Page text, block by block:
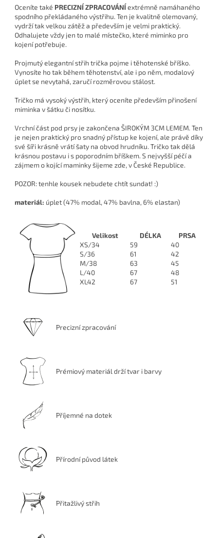
Oceníte také PRECIZNÍ ZPRACOVÁNÍextrémně namáhaného
spodního překládaného výstřihu. Ten je kvalitně olemovaný,
vydrží tak velkou zátěž a především je velmi praktický.
Odhalujete vždy jen to malé místečko, které miminko pro
kojení potřebuje.
Projmutý elegantní střih trička pojme i těhotenské bříško.
Vynosíte ho tak během těhotenství, ale i po něm, modalový
úplet se nevytahá, zaručí rozměrovou stálost.
Tričko má vysoký výstřih, který oceníte především přinošení
miminka v šátku či nosítku.
Vrchní část pod prsy je zakončena ŠIROKÝM 3CM LEMEM. Ten
je nejen praktický pro snadný přístup ke kojení, ale právě díky
své šíři krásně vrátí šaty na obvod hrudníku. Tričko tak dělá
krásnou postavu i s poporodním bříškem. S nejvyšší péčí a
zájmem o kojící maminky šijeme zde, v České Republice.
POZOR: tenhle kousek nebudete chtít sundat! :)
materiál: úplet (47% modal, 47% bavlna, 6% elastan)
Velikost DÉLKA
PRSA
XS/34
59
40
S/36
61
42
M/38
63
45
L/40
67
48
XL42
67 51
Precizní zpracování
Prémiový materiál drží tvar i barvy
Příjemné na dotek
Přírodní původ látek
Přitažlivý střih